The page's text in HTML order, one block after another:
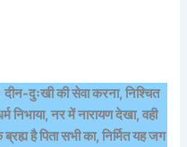
दुःखी की सेवा करना, निश्चित
नर में नारायण देखा, वही
है पिता सभी का, निर्मित यह जग